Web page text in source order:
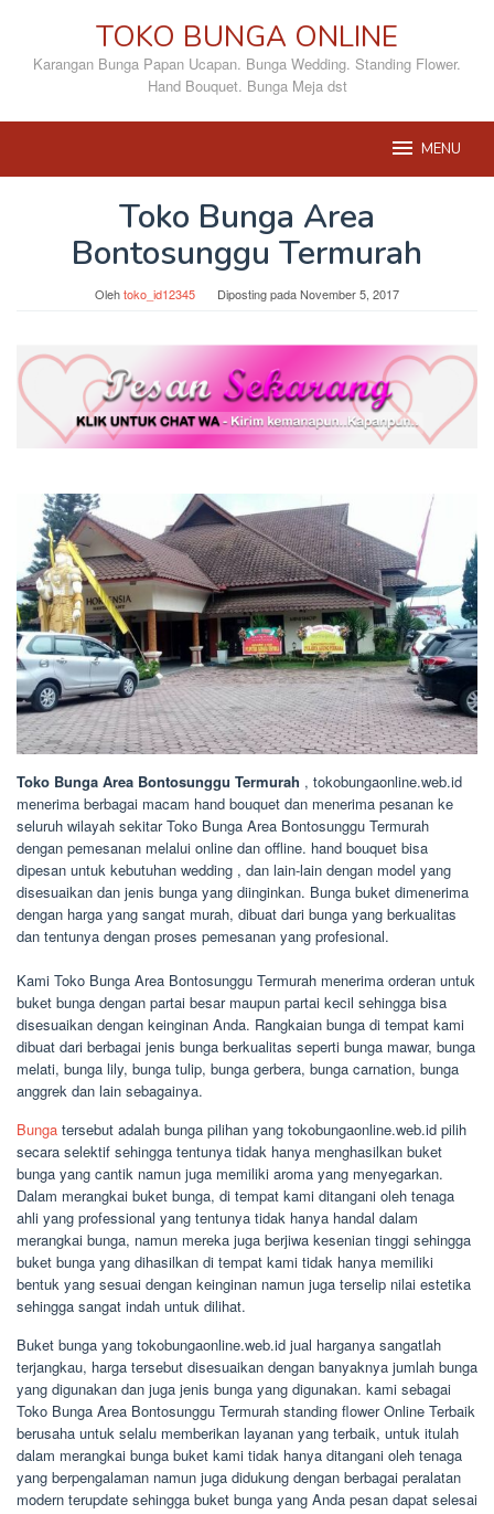
konten
TOKO BUNGA ONLINE
Karangan Bunga Papan Ucapan. Bunga Wedding. Standing Flower.
Hand Bouquet. Bunga Meja dst
MENU
Toko Bunga Area
Bontosunggu Termurah
Olehtoko_id12345 Diposting padaNovember 5, 2017
Toko Bunga Area Bontosunggu Termurah , tokobungaonline.web.id
menerima berbagai macam hand bouquet dan menerima pesanan ke
seluruh wilayah sekitar Toko Bunga Area Bontosunggu Termurah
dengan pemesanan melalui online dan offline. hand bouquet bisa
dipesan untuk kebutuhan wedding , dan lain-lain dengan model yang
disesuaikan dan jenis bunga yang diinginkan. Bunga buket dimenerima
dengan harga yang sangat murah, dibuat dari bunga yang berkualitas
dan tentunya dengan proses pemesanan yang profesional.
Kami Toko Bunga Area Bontosunggu Termurah menerima orderan untuk
buket bunga dengan partai besar maupun partai kecil sehingga bisa
disesuaikan dengan keinginan Anda. Rangkaian bunga di tempat kami
dibuat dari berbagai jenis bunga berkualitas seperti bunga mawar, bunga
melati, bunga lily, bunga tulip, bunga gerbera, bunga carnation, bunga
anggrek dan lain sebagainya.
Bunga tersebut adalah bunga pilihan yang tokobungaonline.web.id pilih
secara selektif sehingga tentunya tidak hanya menghasilkan buket
bunga yang cantik namun juga memiliki aroma yang menyegarkan.
Dalam merangkai buket bunga, di tempat kami ditangani oleh tenaga
ahli yang professional yang tentunya tidak hanya handal dalam
merangkai bunga, namun mereka juga berjiwa kesenian tinggi sehingga
buket bunga yang dihasilkan di tempat kami tidak hanya memiliki
bentuk yang sesuai dengan keinginan namun juga terselip nilai estetika
sehingga sangat indah untuk dilihat.
Buket bunga yang tokobungaonline.web.id jual harganya sangatlah
terjangkau, harga tersebut disesuaikan dengan banyaknya jumlah bunga
yang digunakan dan juga jenis bunga yang digunakan. kami sebagai
Toko Bunga Area Bontosunggu Termurah standing flower Online Terbaik
berusaha untuk selalu memberikan layanan yang terbaik, untuk itulah
dalam merangkai bunga buket kami tidak hanya ditangani oleh tenaga
yang berpengalaman namun juga didukung dengan berbagai peralatan
modern terupdate sehingga buket bunga yang Anda pesan dapat selesai